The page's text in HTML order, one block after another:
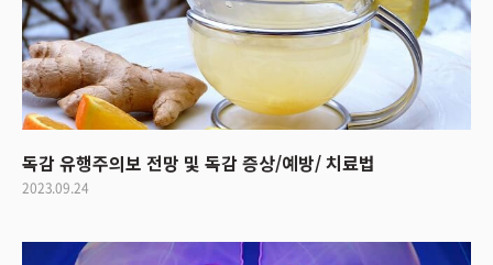
독감 유행주의보 전망 및 독감 증상/예방/ 치료법
2023.09.24